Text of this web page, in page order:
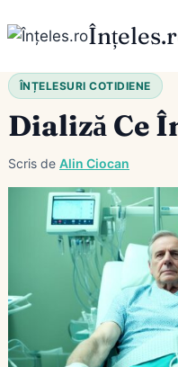
to
ÎNȚELESURI COTIDIENE
Dializă Ce
Scris de Alin Ciocan